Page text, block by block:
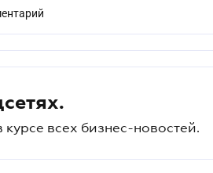
всех бизнес-новостей.